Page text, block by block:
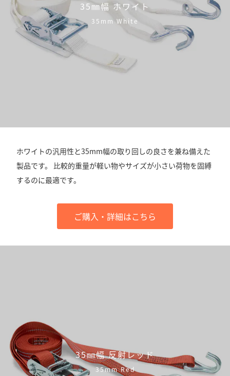
35㎜幅 ホワイト
35mm White
ホワイトの汎用性と35mm幅の取り回しの良さを兼ね備えた
製品です。 比較的重量が軽い物やサイズが小さい荷物を固縛
するのに最適です。
ご購入・詳細はこちら
35㎜幅 反射レッド
35mm Red